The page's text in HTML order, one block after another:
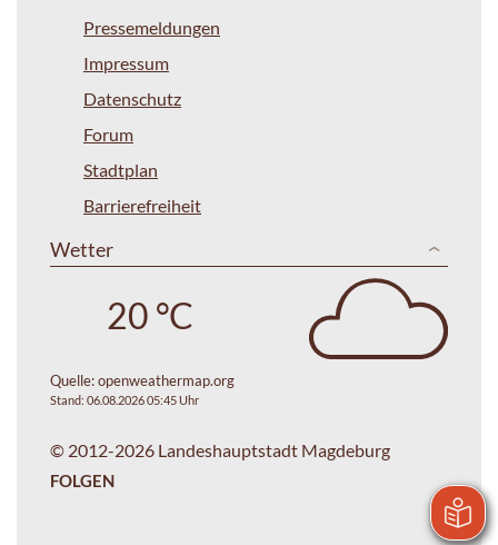
Pressemeldungen
Impressum
Datenschutz
Forum
Stadtplan
Barrierefreiheit
Wetter
20 °C
Quelle:openweathermap.org
Stand: 06.08.2026 05:45 Uhr
© 2012-2026 Landeshauptstadt Magdeburg
FOLGEN